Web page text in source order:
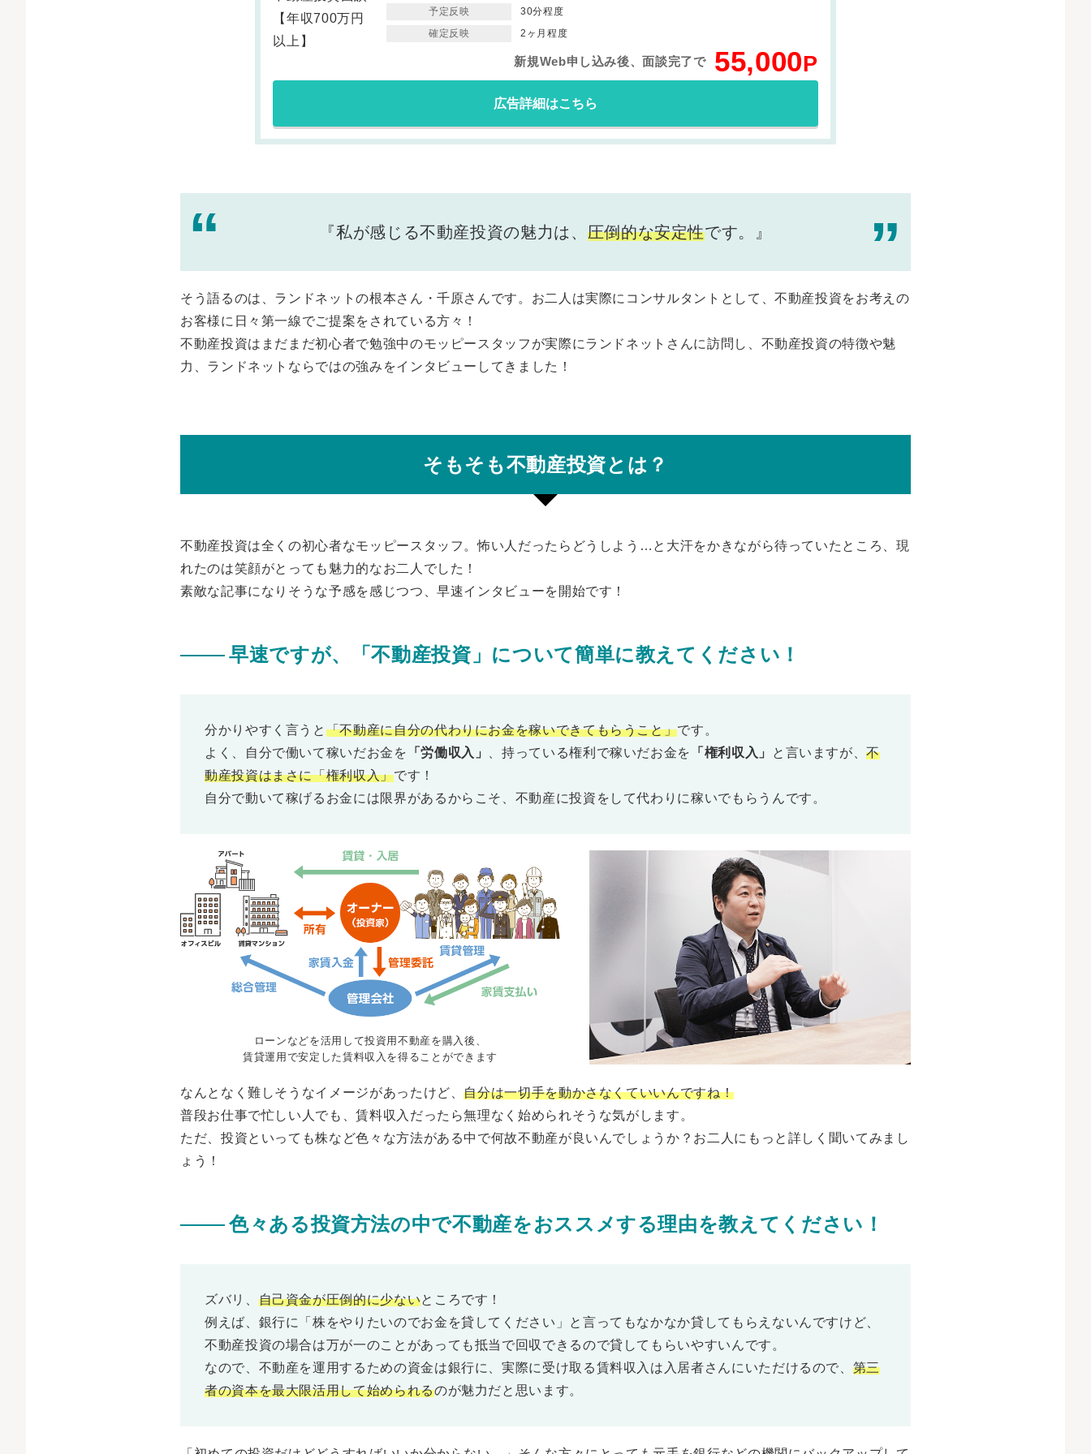
予定反映
30分程度
確定反映
2ヶ月程度
新規Web申し込み後、面談完了で 55,000P
広告詳細はこちら
『私が感じる不動産投資の魅力は、 圧倒的な安定性です。』
そう語るのは、ランドネットの根本さん・千原さんです。お二人は実際にコンサルタントとして、不動産投資をお考えの
お客様に日々第一線でご提案をされている方々！
不動産投資はまだまだ初心者で勉強中のモッピースタッフが実際にランドネットさんに訪問し、不動産投資の特徴や魅
力、ランドネットならではの強みをインタビューしてきました！
そもそも不動産投資とは？
不動産投資は全くの初心者なモッピースタッフ。怖い人だったらどうしよう…と大汗をかきながら待っていたところ、現
れたのは笑顔がとっても魅力的なお二人でした！
素敵な記事になりそうな予感を感じつつ、早速インタビューを開始です！
早速ですが、「不動産投資」について簡単に教えてください！
分かりやすく言うと 「不動産に自分の代わりにお金を稼いできてもらうこと」です。
よく、自分で働いて稼いだお金を 「労働収入」 、持っている権利で稼いだお金を 「権利収入」 と言いますが、不
動産投資はまさに「権利収入」です！
自分で動いて稼げるお金には限界があるからこそ、不動産に投資をして代わりに稼いでもらうんです。
ローンなどを活用して投資用不動産を購入後、
賃貸運用で安定した賃料収入を得ることができます
なんとなく難しそうなイメージがあったけど、自分は一切手を動かさなくていいんですね！
普段お仕事で忙しい人でも、賃料収入だったら無理なく始められそうな気がします。
ただ、投資といっても株など色々な方法がある中で何故不動産が良いんでしょうか？お二人にもっと詳しく聞いてみまし
ょう！
色々ある投資方法の中で不動産をおススメする理由を教えてください！
ズバリ、 自己資金が圧倒的に少ないところです！
例えば、銀行に「株をやりたいのでお金を貸してください」と言ってもなかなか貸してもらえないんですけど、
不動産投資の場合は万が一のことがあっても抵当で回収できるので貸してもらいやすいんです。
なので、不動産を運用するための資金は銀行に、実際に受け取る賃料収入は入居者さんにいただけるので、 第三
者の資本を最大限活用して始められるのが魅力だと思います。